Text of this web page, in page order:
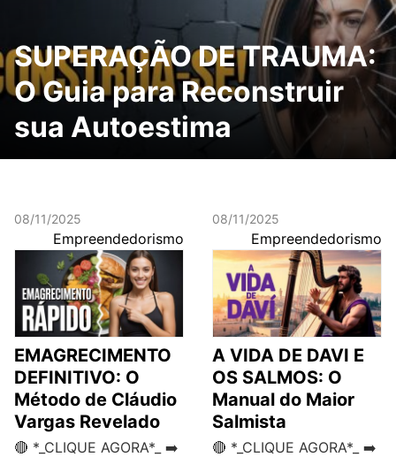
SUPERAÇÃO DE TRAUMA:
O Guia para Reconstruir
sua Autoestima
08/11/2025
Empreendedorismo
EMAGRECIMENTO
DEFINITIVO: O
Método de Cláudio
Vargas Revelado
🔴 *_CLIQUE AGORA*_ ➡️
08/11/2025
Empreendedorismo
A VIDA DE DAVI E
OS SALMOS: O
Manual do Maior
Salmista
🔴 *_CLIQUE AGORA*_ ➡️